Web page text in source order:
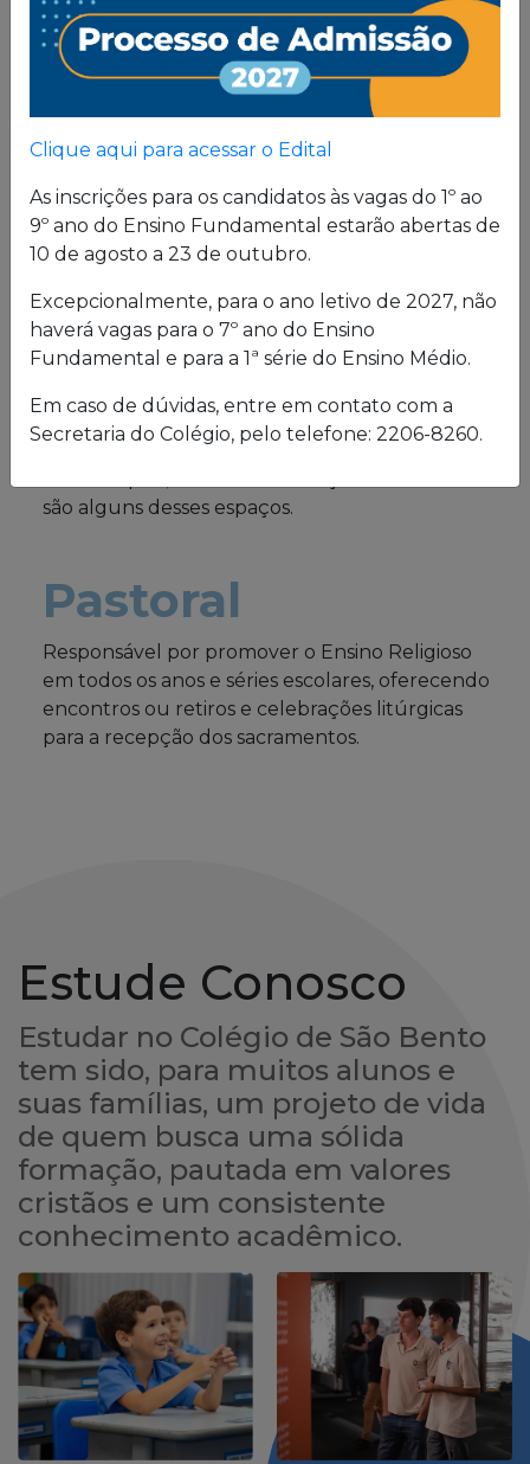
Proposta
Pedagógica
formação, pautada em valores cristãos e um
consistente conhecimento acadêmico.
Estrutura física
O Colégio oferece uma excelente estrutura para
atender a seus alunos em período integral.
Laboratórios de Química, Física e Biologia; salas
de leitura e de grupo; biblioteca; cybersala;
auditórios; complexo esportivo; piscina
são alguns desses espaços.
Pastoral
Responsável por promover o Ensino Religioso
em todos os anos e séries escolares, oferecendo
encontros ou retiros e celebrações litúrgicas
para a recepção dos sacramentos.
Estude Conosco
Estudar no Colégio de São Bento
tem sido, para muitos alunos e
suas famílias, um projeto de vida
de quem busca uma sólida
formação, pautada em valores
cristãos e um consistente
conhecimento acadêmico.
Clique aqui para acessar o Edital
As inscrições para os candidatos às vagas do 1º ao
9º ano do Ensino Fundamental estarão abertas de
10 de agosto a 23 de outubro.
Excepcionalmente, para o ano letivo de 2027, não
haverá vagas para o 7º ano do Ensino
Fundamental e para a 1ª série do Ensino Médio.
Em caso de dúvidas, entre em contato com a
Secretaria do Colégio, pelo telefone: 2206-8260.